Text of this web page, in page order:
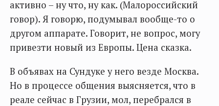
активно – ну что, ну как. (Малороссийский
говор). Я говорю, подумывал вообще-то о
другом аппарате. Говорит, не вопрос, могу
привезти новый из Европы. Цена сказка.
В объявах на Сундуке у него везде Москва.
Но в процессе общения выясняется, что в
реале сейчас в Грузии, мол, перебрался в